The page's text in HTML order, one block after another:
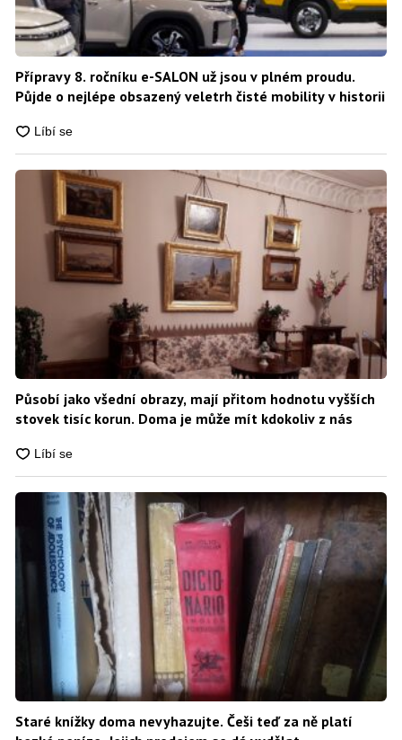
Přípravy 8. ročníku e-SALON už jsou v plném proudu.
Půjde o nejlépe obsazený veletrh čisté mobility v historii
Působí jako všední obrazy, mají přitom hodnotu vyšších
stovek tisíc korun. Doma je může mít kdokoliv z nás
Staré knížky doma nevyhazujte. Češi teď za ně platí